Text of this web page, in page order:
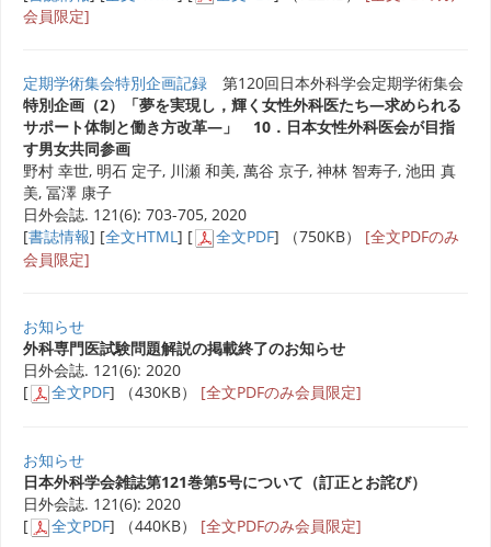
会員限定]
定期学術集会特別企画記録 第120回日本外科学会定期学術集会
特別企画（2）「夢を実現し，輝く女性外科医たち―求められる
サポート体制と働き方改革―」 10．日本女性外科医会が目指
す男女共同参画
野村 幸世, 明石 定子, 川瀬 和美, 萬谷 京子, 神林 智寿子, 池田 真
美, 冨澤 康子
日外会誌. 121(6): 703-705, 2020
[書誌情報] [全文HTML] [ 全文PDF] （750KB） [全文PDFのみ
会員限定]
お知らせ
外科専門医試験問題解説の掲載終了のお知らせ
日外会誌. 121(6): 2020
[
全文PDF] （430KB） [全文PDFのみ会員限定]
お知らせ
日本外科学会雑誌第121巻第5号について（訂正とお詫び）
日外会誌. 121(6): 2020
[
全文PDF] （440KB） [全文PDFのみ会員限定]